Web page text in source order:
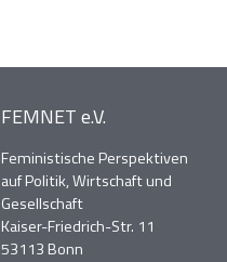
FEMNET e.V.
Feministische Perspektiven
auf Politik, Wirtschaft und
Gesellschaft
Kaiser-Friedrich-Str. 11
53113 Bonn